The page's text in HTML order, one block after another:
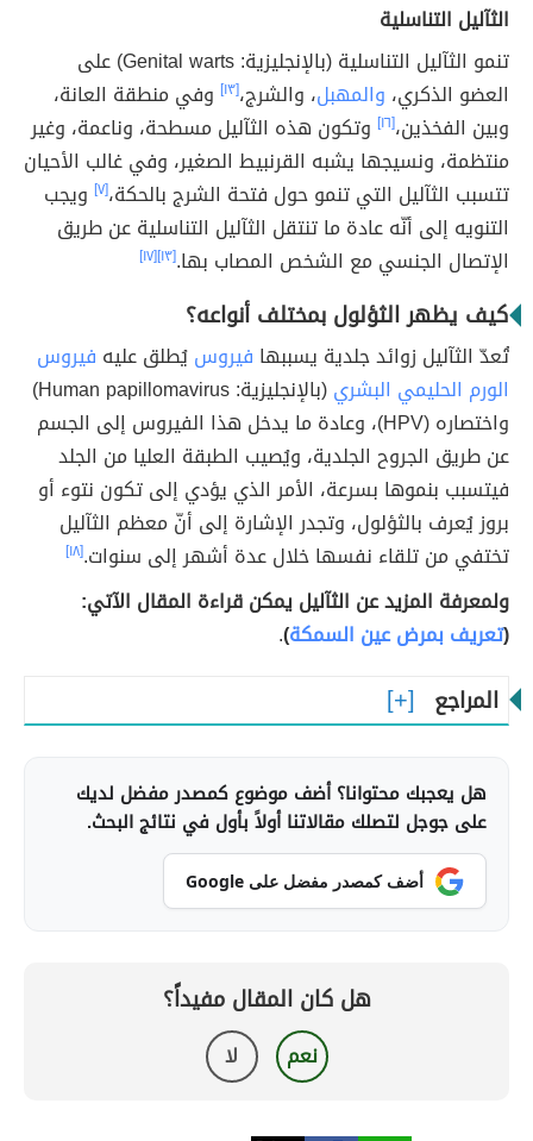
الثآليل التناسلية
تنمو الثآليل التناسلية (بالإنجليزية: Genital warts) على
العضو الذكري، والمهبل، والشرج،[١٣]
وفي منطقة العانة،
وبين الفخذين،[١٦]
وتكون هذه الثآليل مسطحة، وناعمة، وغير
منتظمة، ونسيجها يشبه القرنبيط الصغير، وفي غالب الأحيان
تتسبب الثآليل التي تنمو حول فتحة الشرج بالحكة،[٧]
ويجب
التنويه إلى أنّه عادة ما تنتقل الثآليل التناسلية عن طريق
الإتصال الجنسي مع الشخص المصاب بها.[١٣] [١٧]
كيف يظهر الثؤلول بمختلف أنواعه؟
تُعدّ الثآليل زوائد جلدية يسببها فيروسيُطلق عليه فيروس
الورم الحليمي البشري
(بالإنجليزية: Human papillomavirus)
واختصاره (HPV)، وعادة ما يدخل هذا الفيروس إلى الجسم
عن طريق الجروح الجلدية، ويُصيب الطبقة العليا من الجلد
فيتسبب بنموها بسرعة، الأمر الذي يؤدي إلى تكون نتوء أو
بروز يُعرف بالثؤلول، وتجدر الإشارة إلى أنّ معظم الثآليل
تختفي من تلقاء نفسها خلال عدة أشهر إلى سنوات.[١٨]
ولمعرفة المزيد عن الثآليل يمكن قراءة المقال الآتي:
(تعريف بمرض عين السمكة)
.
المراجع
هل يعجبك محتوانا؟ أضف موضوع كمصدر مفضل لديك
على جوجل لتصلك مقالاتنا أولاً بأول في نتائج البحث.
أضف كمصدر مفضل على Google
هل كان المقال مفيداً؟
نعم لا